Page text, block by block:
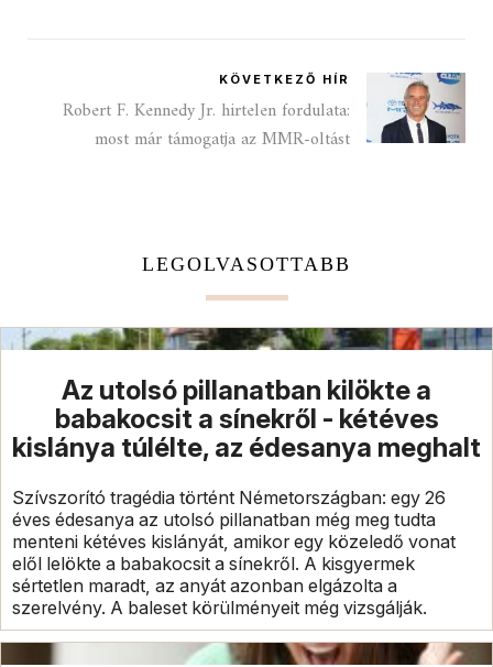
KÖVETKEZŐ HÍR
Robert F. Kennedy Jr. hirtelen fordulata:
most már támogatja az MMR-oltást
LEGOLVASOTTABB
Az utolsó pillanatban kilökte a
babakocsit a sínekről - kétéves
kislánya túlélte, az édesanya meghalt
Szívszorító tragédia történt Németországban: egy 26
éves édesanya az utolsó pillanatban még meg tudta
menteni kétéves kislányát, amikor egy közeledő vonat
elől lelökte a babakocsit a sínekről. A kisgyermek
sértetlen maradt, az anyát azonban elgázolta a
szerelvény. A baleset körülményeit még vizsgálják.